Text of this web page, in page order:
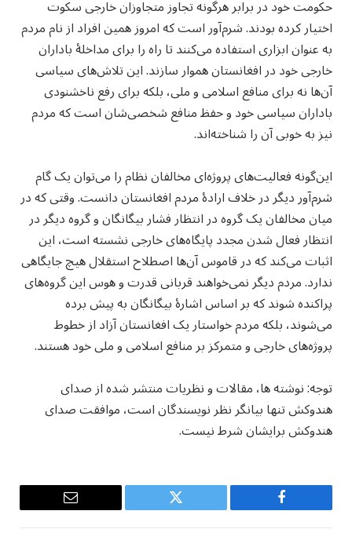
حکومت خود در برابر هرگونه تجاوز متجاوزان خارجی سکوت
اختیار کرده بودند. شرم‌آور است که امروز همین افراد از نام مردم
به عنوان ابزاری استفاده می‌کنند تا راه را برای مداخلۀ باداران
خارجی خود در افغانستان هموار سازند. این تلاش‌های سیاسی
آن‌ها نه برای منافع اسلامی و ملی، بلکه برای رفع ناخشنودی
باداران سیاسی خود و حفظ منافع شخصی‌شان است که مردم
نیز به خوبی آن را شناخته‌اند.
این‌گونه فعالیت‌های پروژه‌ای مخالفان نظام را می‌توان یک گام
شرم‌آور دیگر در خلاف ارادۀ مردم افغانستان دانست. وقتی که در
میان مخالفان یک گروه در انتظار فشار بیگانگان و گروه دیگر در
انتظار فعال شدن مجدد پایگاه‌های خارجی نشسته است، این
اثبات می‌کند که در قاموس آن‌ها اصطلاح استقلال هیچ جایگاهی
ندارد. مردم دیگر نمی‌خواهند قربانی قدرت و هوس این گروه‌های
پراکنده شوند که بر اساس اشارۀ بیگانگان به پیش برده
می‌شوند، بلکه مردم خواستار یک افغانستان آزاد از خطوط
پروژه‌های خارجی و متمرکز بر منافع اسلامی و ملی خود هستند.
توجه: نوشته ها، مقالات و نظریات منتشر شده از صدای
هندوکش تنها بیانگر نظر نویسندگان است، موافقت صدای
هندوکش برایشان شرط نیست.
Facebook
Twitter
Email